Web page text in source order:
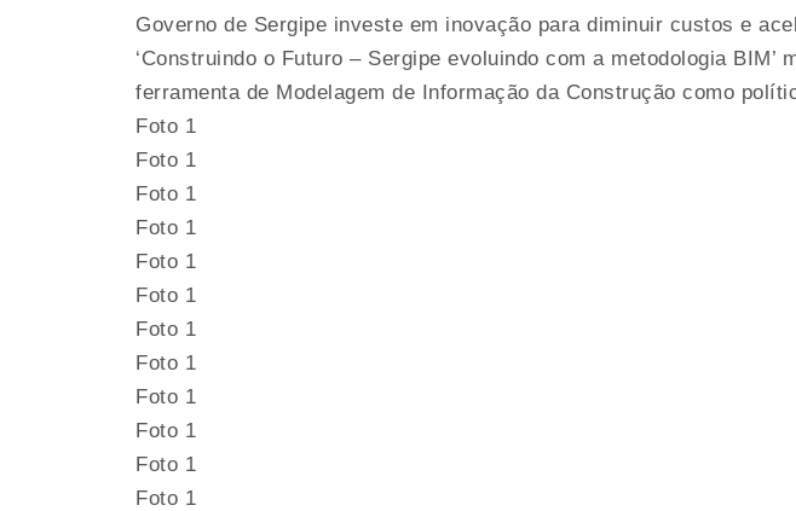
Governo de Sergipe investe em inovação para diminuir custos e
‘Construindo o Futuro – Sergipe evoluindo com a metodologia BIM’
ferramenta de Modelagem de Informação da Construção como
Foto 1
Foto 1
Foto 1
Foto 1
Foto 1
Foto 1
Foto 1
Foto 1
Foto 1
Foto 1
Foto 1
Foto 1